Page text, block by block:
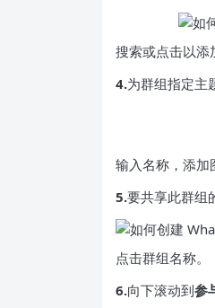
搜索或点击以添
4.为群组指定主
输入名称，添加
5.要共享此群组
点击群组名称。
6.向下滚动到参